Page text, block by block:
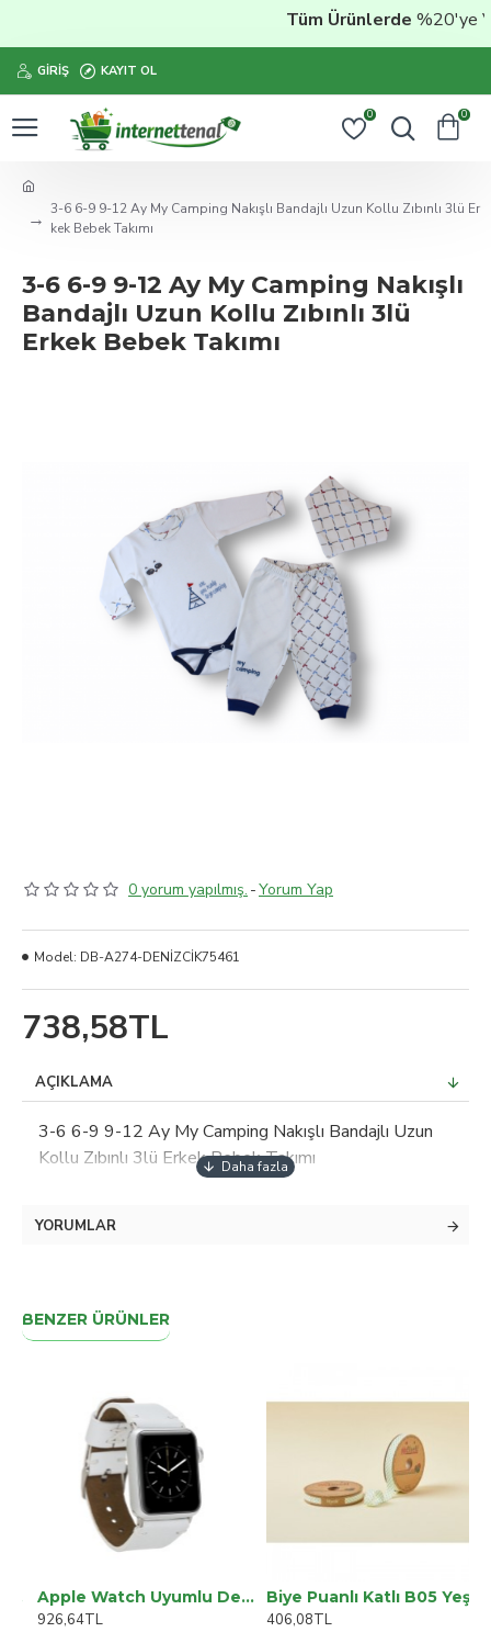
Tüm Ürünlerde%20'ye
GIRIŞ KAYIT OL
0 0
3-6 6-9 9-12 Ay My Camping Nakışlı Bandajlı Uzun Kollu Zıbınlı 3lü Er
kek Bebek Takımı
3-6 6-9 9-12 Ay My Camping Nakışlı
Bandajlı Uzun Kollu Zıbınlı 3lü
Erkek Bebek Takımı
0 yorum yapılmış. -Yorum Yap
738,58TL
Model: DB-A274-DENİZCİK75461
AÇIKLAMA
3-6 6-9 9-12 Ay My Camping Nakışlı Bandajlı Uzun
Kollu Zıbınlı 3lü Erkek Bebek Takımı
YORUMLAR
BENZER ÜRÜNLER
Apple Watch Uyumlu Deri Kordon 38-40-41mm Orfe F3 Beyaz
926,64TL
Biye Puanlı Katlı B05 Yeşil 2 Cm 25 Metre %65 Koton %35 Polyester
406,08TL